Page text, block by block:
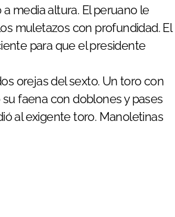
media altura. El peruano le
muletazos con profundidad. El
para que el presidente
orejas del sexto. Un toro con
faena con doblones y pases
al exigente toro. Manoletinas